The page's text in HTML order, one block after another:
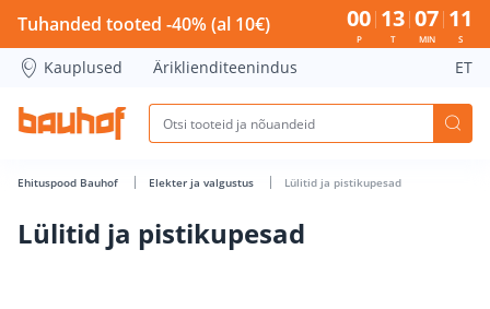
Lülitid ja pistikupesad - Bauhof has loaded
Tuhanded tooted -40% (al 10€) 00
P
13
T
07
MIN
10
S
Kauplused Äriklienditeenindus ET
Ehituspood Bauhof Elekter ja valgustus Lülitid ja pistikupesad
Lülitid ja pistikupesad